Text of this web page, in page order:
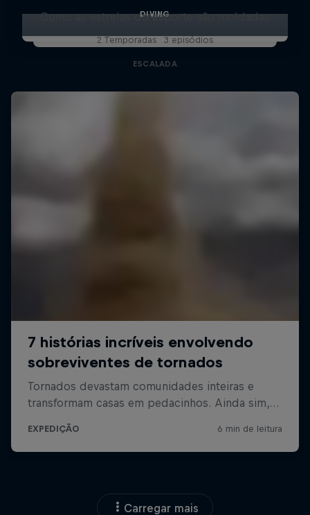
DIVING
Como as estrelas do esporte são moldadas
2 Temporadas · 3 episódios
ESCALADA
Carregar mais